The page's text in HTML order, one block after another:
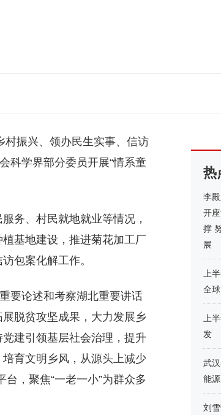
村振兴、领办民生实事、信访
科学界部分委员开展“情系童
务、村民就地就业等情况，
基地建设，推进菊花加工厂
包案化解工作。
要论述和考察湖北重要讲话
脱贫攻坚成果，大力发展乡
建引领基层社会治理，提升
育文明乡风，从源头上减少
台，聚焦“一老一小”为群众多
热
李
开
撑
展
上
全
上
发
武
能
刘